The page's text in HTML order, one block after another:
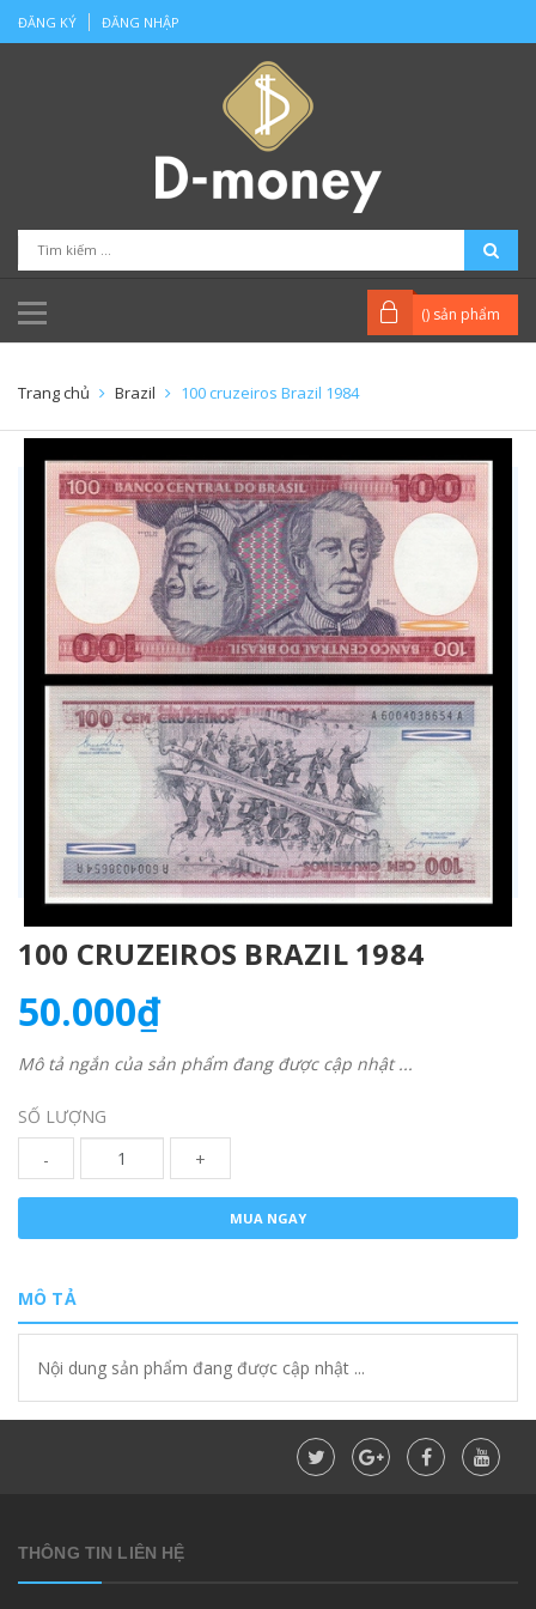
ĐĂNG KÝ ĐĂNG NHẬP
() sản phẩm
Trang chủ Brazil 100 cruzeiros Brazil 1984
100 CRUZEIROS BRAZIL 1984
50.000₫
Mô tả ngắn của sản phẩm đang được cập nhật ...
SỐ LƯỢNG
-
+
MUA NGAY
MÔ TẢ
Nội dung sản phẩm đang được cập nhật ...
THÔNG TIN LIÊN HỆ